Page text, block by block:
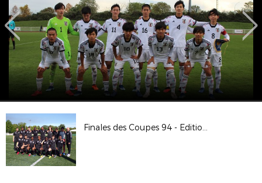
Finales des Coupes 94 - Edition 2019